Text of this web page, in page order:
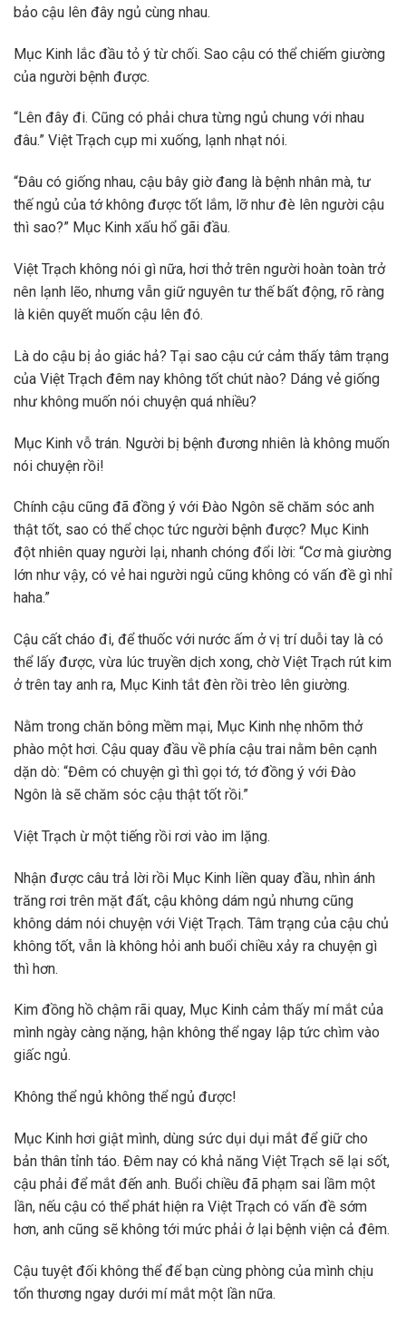
bảo cậu lên đây ngủ cùng nhau.
Mục Kinh lắc đầu tỏ ý từ chối. Sao cậu có thể chiếm giường
của người bệnh được.
“Lên đây đi. Cũng có phải chưa từng ngủ chung với nhau
đâu.” Việt Trạch cụp mi xuống, lạnh nhạt nói.
“Đâu có giống nhau, cậu bây giờ đang là bệnh nhân mà, tư
thế ngủ của tớ không được tốt lắm, lỡ như đè lên người cậu
thì sao?” Mục Kinh xấu hổ gãi đầu.
Việt Trạch không nói gì nữa, hơi thở trên người hoàn toàn trở
nên lạnh lẽo, nhưng vẫn giữ nguyên tư thế bất động, rõ ràng
là kiên quyết muốn cậu lên đó.
Là do cậu bị ảo giác hả? Tại sao cậu cứ cảm thấy tâm trạng
của Việt Trạch đêm nay không tốt chút nào? Dáng vẻ giống
như không muốn nói chuyện quá nhiều?
Mục Kinh vỗ trán. Người bị bệnh đương nhiên là không muốn
nói chuyện rồi!
Chính cậu cũng đã đồng ý với Đào Ngôn sẽ chăm sóc anh
thật tốt, sao có thể chọc tức người bệnh được? Mục Kinh
đột nhiên quay người lại, nhanh chóng đổi lời: “Cơ mà giường
lớn như vậy, có vẻ hai người ngủ cũng không có vấn đề gì nhỉ
haha.”
Cậu cất cháo đi, để thuốc với nước ấm ở vị trí duỗi tay là có
thể lấy được, vừa lúc truyền dịch xong, chờ Việt Trạch rút kim
ở trên tay anh ra, Mục Kinh tắt đèn rồi trèo lên giường.
Nằm trong chăn bông mềm mại, Mục Kinh nhẹ nhõm thở
phào một hơi. Cậu quay đầu về phía cậu trai nằm bên cạnh
dặn dò: “Đêm có chuyện gì thì gọi tớ, tớ đồng ý với Đào
Ngôn là sẽ chăm sóc cậu thật tốt rồi.”
Việt Trạch ừ một tiếng rồi rơi vào im lặng.
Nhận được câu trả lời rồi Mục Kinh liền quay đầu, nhìn ánh
trăng rơi trên mặt đất, cậu không dám ngủ nhưng cũng
không dám nói chuyện với Việt Trạch. Tâm trạng của cậu chủ
không tốt, vẫn là không hỏi anh buổi chiều xảy ra chuyện gì
thì hơn.
Kim đồng hồ chậm rãi quay, Mục Kinh cảm thấy mí mắt của
mình ngày càng nặng, hận không thể ngay lập tức chìm vào
giấc ngủ.
Không thể ngủ không thể ngủ được!
Mục Kinh hơi giật mình, dùng sức dụi dụi mắt để giữ cho
bản thân tỉnh táo. Đêm nay có khả năng Việt Trạch sẽ lại sốt,
cậu phải để mắt đến anh. Buổi chiều đã phạm sai lầm một
lần, nếu cậu có thể phát hiện ra Việt Trạch có vấn đề sớm
hơn, anh cũng sẽ không tới mức phải ở lại bệnh viện cả đêm.
Cậu tuyệt đối không thể để bạn cùng phòng của mình chịu
tổn thương ngay dưới mí mắt một lần nữa.